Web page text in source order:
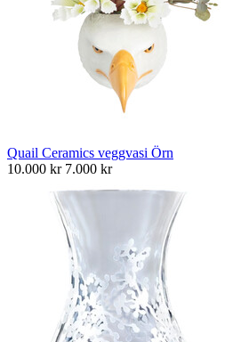
Quail Ceramics veggvasi Örn
10.000 kr 7.000 kr